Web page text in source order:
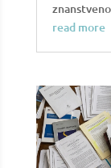
read more